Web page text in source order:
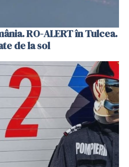
RO-ALERT în Tulcea.
de la sol